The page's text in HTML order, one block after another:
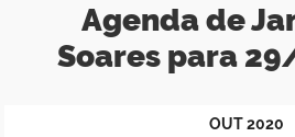
Agenda de
Soares para
OUT2020